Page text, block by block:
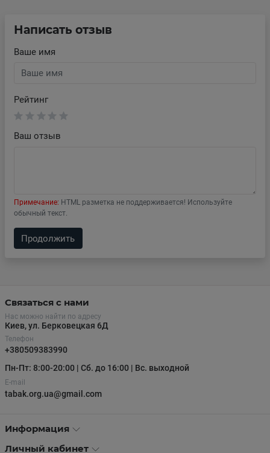
Написать отзыв
Ваше имя
Рейтинг
Ваш отзыв
Примечание: HTML разметка не поддерживается! Используйте
обычный текст.
Продолжить
Связаться с нами
Нас можно найти по адресу
Киев, ул. Берковецкая 6Д
Телефон
+380509383990
Пн-Пт: 8:00-20:00 | Сб. до 16:00 | Вс. выходной
E-mail
tabak.org.ua@gmail.com
Информация
Личный кабинет